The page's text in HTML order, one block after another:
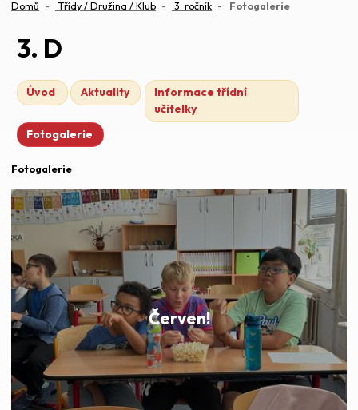
Domů Třídy / Družina / Klub 3. ročník Fotogalerie(aktuální)
3. D
Úvod Aktuality
Informace třídní
učitelky
Fotogalerie
Fotogalerie
Červen!